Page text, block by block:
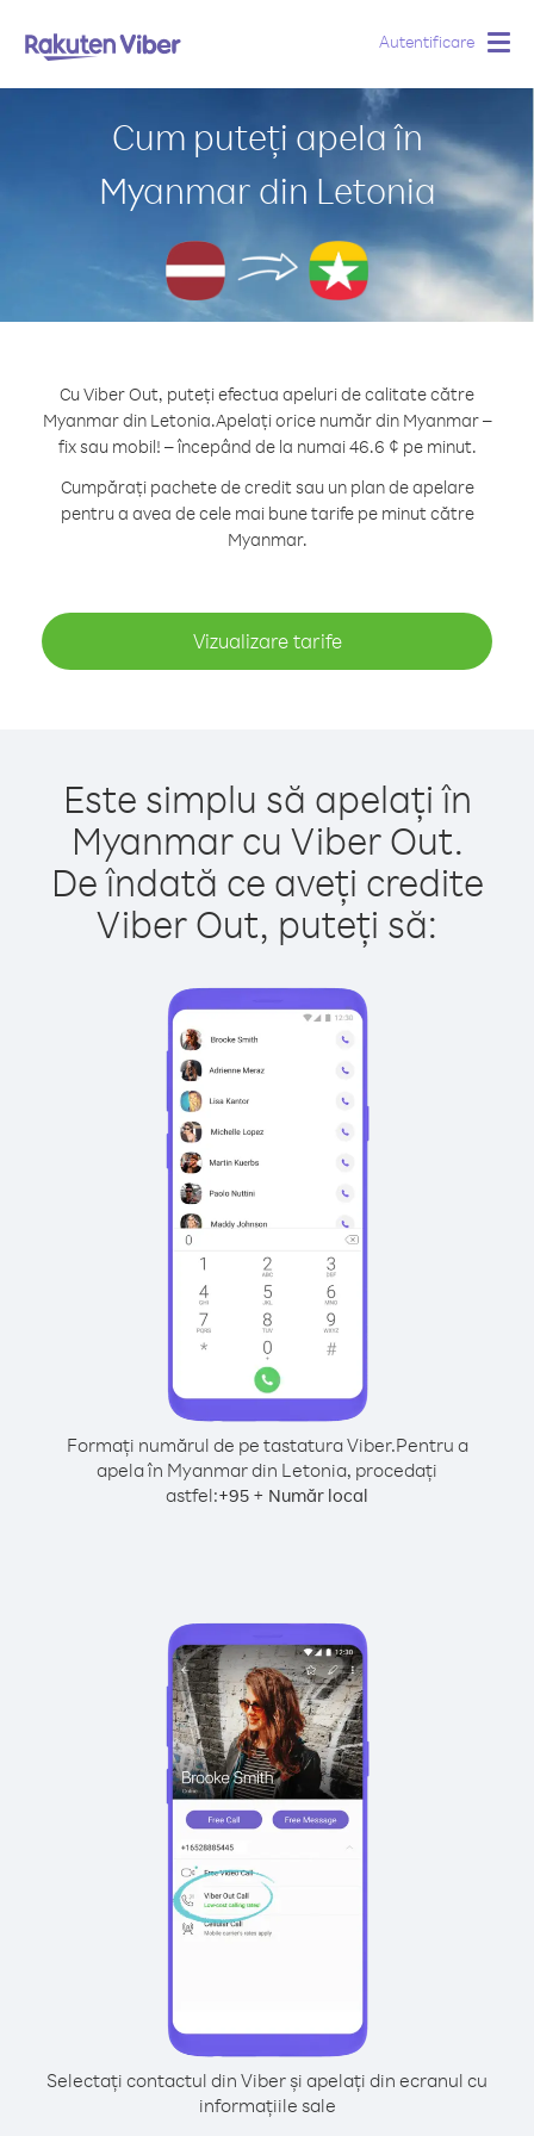
Autentificare
Cum puteți apela în
Myanmar din Letonia
Cu Viber Out, puteți efectua apeluri de calitate către
Myanmar din Letonia.Apelați orice număr din Myanmar –
fix sau mobil! – începând de la numai 46.6 ¢ pe minut.
Cumpărați pachete de credit sau un plan de apelare
pentru a avea de cele mai bune tarife pe minut către
Myanmar.
Vizualizare tarife
Este simplu să apelați în
Myanmar cu Viber Out.
De îndată ce aveți credite
Viber Out, puteți să:
Formați numărul de pe tastatura Viber.Pentru a
apela în Myanmar din Letonia, procedați
astfel:+95 + Număr local
Selectați contactul din Viber și apelați din ecranul cu
informațiile sale